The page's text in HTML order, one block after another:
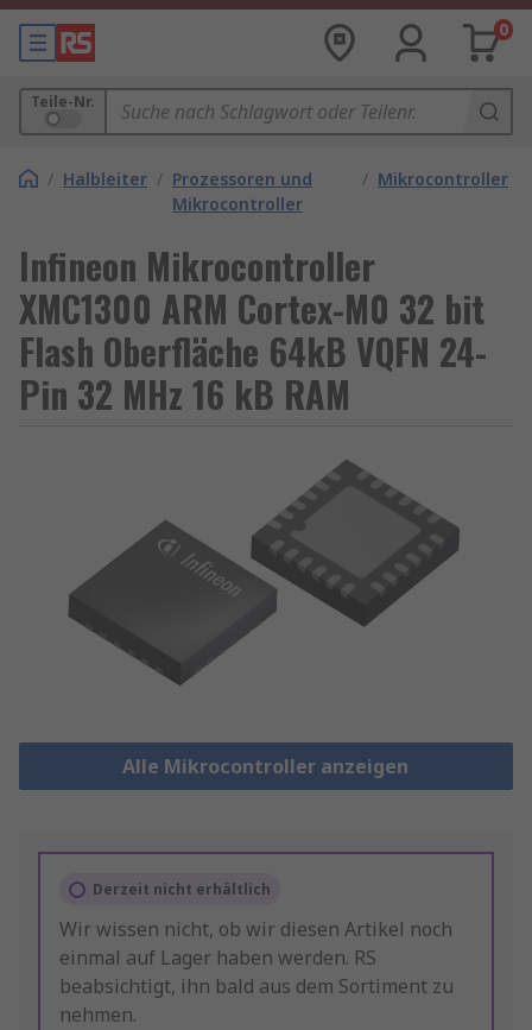
0
Teile-Nr.
/ Halbleiter / Prozessoren und
Mikrocontroller
/ Mikrocontroller
Infineon Mikrocontroller
XMC1300 ARM Cortex-M0 32 bit
Flash Oberfläche 64kB VQFN 24-
Pin 32 MHz 16 kB RAM
Alle Mikrocontroller anzeigen
Derzeit nicht erhältlich
Wir wissen nicht, ob wir diesen Artikel noch
einmal auf Lager haben werden. RS
beabsichtigt, ihn bald aus dem Sortiment zu
nehmen.